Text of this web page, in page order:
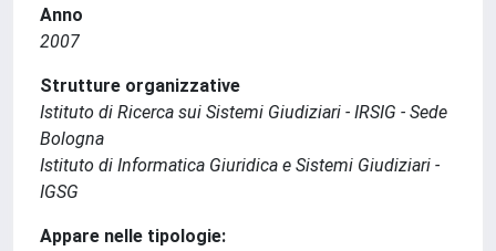
Anno
2007
Strutture organizzative
Istituto di Ricerca sui Sistemi Giudiziari - IRSIG - Sede
Bologna
Istituto di Informatica Giuridica e Sistemi Giudiziari -
IGSG
Appare nelle tipologie: